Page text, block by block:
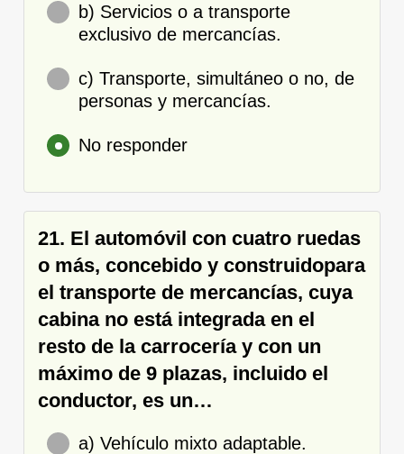
b) Servicios o a transporte
exclusivo de mercancías.
c) Transporte, simultáneo o no, de
personas y mercancías.
No responder
21. El automóvil con cuatro ruedas
o más, concebido y construidopara
el transporte de mercancías, cuya
cabina no está integrada en el
resto de la carrocería y con un
máximo de 9 plazas, incluido el
conductor, es un…
a) Vehículo mixto adaptable.